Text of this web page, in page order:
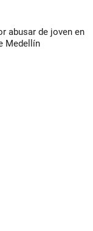
abusar de joven en
Medellín